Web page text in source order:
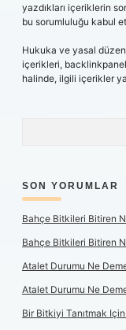
yazdıkları içeriklerin
bu sorumluluğu kabul
Hukuka ve yasal
içerikleri,
halinde, ilgili içerikler
SON YORUMLAR
Bahçe Bitkileri Bitiren
Bahçe Bitkileri Bitiren
Atalet Durumu Ne
Atalet Durumu Ne
Bir Bitkiyi Tanıtmak Için